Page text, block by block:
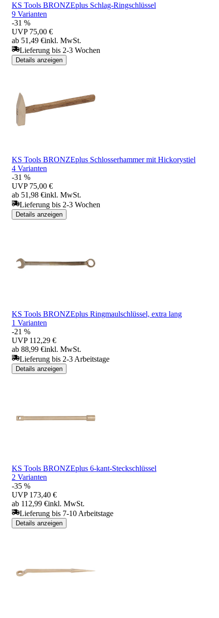
KS Tools BRONZEplus Schlag-Ringschlüssel
9 Varianten
-31 %
UVP 75,00 €
ab 51,49 €inkl. MwSt.
Lieferung bis 2-3 Wochen
Details anzeigen
KS Tools BRONZEplus Schlosserhammer mit Hickorystiel
4 Varianten
-31 %
UVP 75,00 €
ab 51,98 €inkl. MwSt.
Lieferung bis 2-3 Wochen
Details anzeigen
KS Tools BRONZEplus Ringmaulschlüssel, extra lang
1 Varianten
-21 %
UVP 112,29 €
ab 88,99 €inkl. MwSt.
Lieferung bis 2-3 Arbeitstage
Details anzeigen
KS Tools BRONZEplus 6-kant-Steckschlüssel
2 Varianten
-35 %
UVP 173,40 €
ab 112,99 €inkl. MwSt.
Lieferung bis 7-10 Arbeitstage
Details anzeigen